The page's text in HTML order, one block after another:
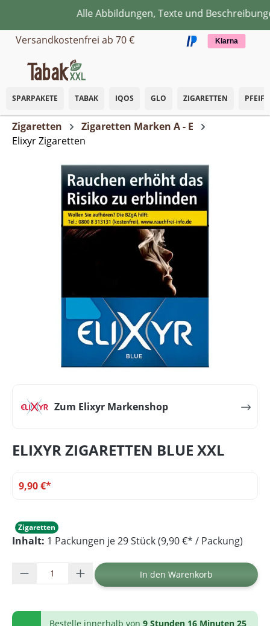
Zum Hauptinhalt springenAlle Abbildungen, Texte und
Versandkostenfrei ab 70 €
Klarna
SPARPAKETE TABAK IQOS GLO ZIGARETTEN
Zigaretten
Zigaretten Marken A - E
Elixyr Zigaretten
Zum Elixyr Markenshop
ELIXYR ZIGARETTEN BLUE XXL
9,90 €*
Zigaretten
Inhalt: 1 Packungen je 29 Stück (9,90 €* / Packung)
Produkt Anzahl: Gib den gewünschten
In den Warenkorb
Bestelle innerhalb von 9 Stunden 16 Minuten 25